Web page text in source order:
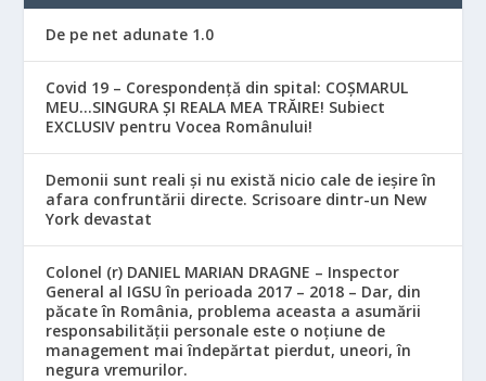
De pe net adunate 1.0
Covid 19 – Corespondență din spital: COȘMARUL
MEU…SINGURA ȘI REALA MEA TRĂIRE! Subiect
EXCLUSIV pentru Vocea Românului!
Demonii sunt reali și nu există nicio cale de ieșire în
afara confruntării directe. Scrisoare dintr-un New
York devastat
Colonel (r) DANIEL MARIAN DRAGNE – Inspector
General al IGSU în perioada 2017 – 2018 – Dar, din
păcate în România, problema aceasta a asumării
responsabilităţii personale este o noţiune de
management mai îndepărtat pierdut, uneori, în
negura vremurilor.